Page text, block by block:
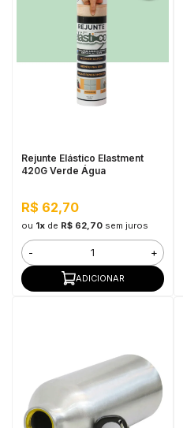
Rejunte Elástico Elastment
420G Verde Água
R$ 62,70
ou 1xde R$ 62,70 sem juros
- +
ADICIONAR